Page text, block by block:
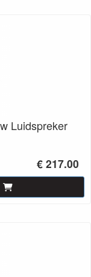
Luidspreker
€ 217.00